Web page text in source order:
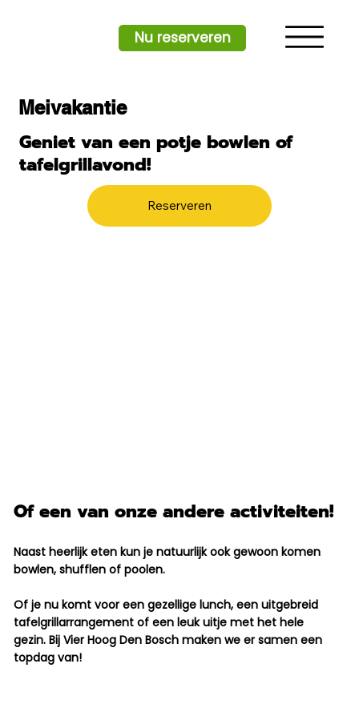
Nu reserveren
Of een van onze andere activiteiten!
Naast heerlijk eten kun je natuurlijk ook gewoon komen
bowlen, shufflen of poolen.
Of je nu komt voor een gezellige lunch, een uitgebreid
tafelgrillarrangement of een leuk uitje met het hele
gezin. Bij Vier Hoog Den Bosch maken we er samen een
topdag van!
Meivakantie
Geniet van een potje bowlen of
tafelgrillavond!
Reserveren